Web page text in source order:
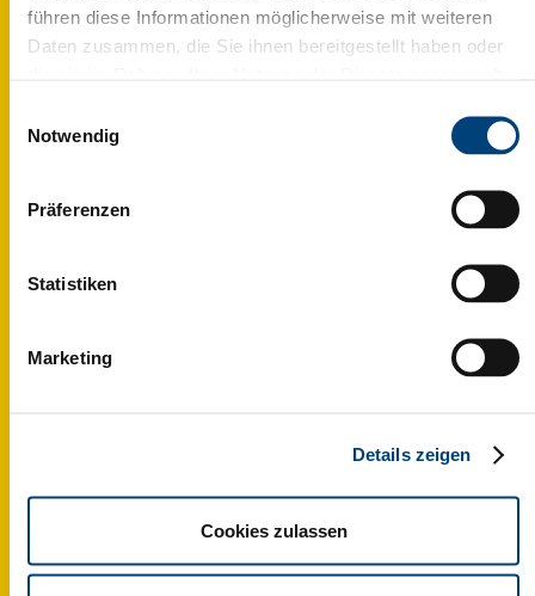
führen diese Informationen möglicherweise mit weiteren
Daten zusammen, die Sie ihnen bereitgestellt haben oder
Weiterverarbeitung dieser Daten kann jederzeit mit
Wirkung für die Zukunft widerrufen werden. Sie können
Ihre Präferenzen jederzeit ändern, indem Sie auf das
Symbol "Cookie-Einstellungen“ links unten klicken.
Notwendig
Präferenzen
Statistiken
Marketing
Details zeigen
Cookies zulassen
Die Erstellung eines Export Businessplans ist
ein grundlegender Schritt jedes
des Projekts, die Festlegung der Fristen und
bildet gegebenenfalls ein solides Instrument
titre de la pop-up
tuebatur accitus Vrsicinus,
cogebatur abnuens et
semper et militum ductor
sed forensibus iurgiis.